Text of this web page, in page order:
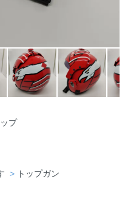
足いくものを買
ップを利用しま
プ
> トップガン